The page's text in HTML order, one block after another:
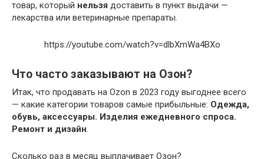
товар, который нельзя доставить в пункт выдачи —
лекарства или ветеринарные препараты.
https://youtube.com/watch?v=dlbXmWa4BXo
Что часто заказывают на Озон?
Итак, что продавать на Ozon в 2023 году выгоднее всего
— какие категории товаров самые прибыльные: Одежда,
обувь, аксессуары. Изделия ежедневного спроса.
Ремонт и дизайн.
Сколько раз в месяц выплачивает Озон?